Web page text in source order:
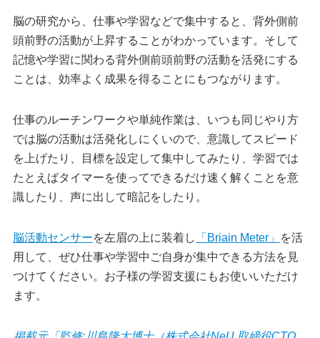
脳の研究から、仕事や学習などで集中すると、背外側前
頭前野の活動が上昇することがわかっています。そして
記憶や学習に関わる背外側前頭前野の活動を活発にする
ことは、効率よく成果を得ることにもつながります。
仕事のルーチンワークや単純作業は、いつも同じやり方
では脳の活動は活発化しにくいので、意識してスピード
を上げたり、目標を設定して集中してみたり、学習では
たとえばタイマーを使ってできるだけ速く解くことを意
識したり、声に出して暗記をしたり。
脳活動センサーを左眉の上に装着し 「Briain Meter」
を活
用して、ぜひ仕事や学習中ご自身が集中できる方法を見
つけてください。お子様の学習支援にもお使いいただけ
ます。